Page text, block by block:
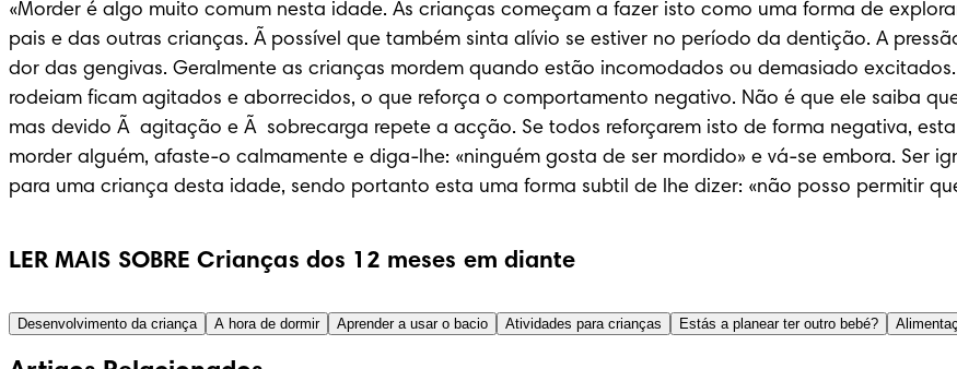
«Morder é algo muito comum nesta idade. As crianças começam a fazer isto como uma forma de
pais e das outras crianças. Ã possível que também sinta alívio se estiver no período da dentição. A
dor das gengivas. Geralmente as crianças mordem quando estão incomodados ou demasiado
rodeiam ficam agitados e aborrecidos, o que reforça o comportamento negativo. Não é que ele saiba
mas devido Ã  agitação e Ã  sobrecarga repete a acção. Se todos reforçarem isto de forma negativa,
morder alguém, afaste-o calmamente e diga-lhe: «ninguém gosta de ser mordido» e vá-se embora. Ser
para uma criança desta idade, sendo portanto esta uma forma subtil de lhe dizer: «não posso permitir
LER MAIS SOBRE Crianças dos 12 meses em diante
Desenvolvimento da criança A hora de dormir Aprender a usar o bacio Atividades para crianças Estás a planear ter outro bebé?